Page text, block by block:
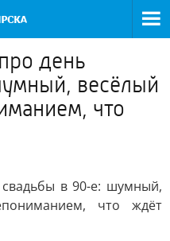
день
весёлый
что
в 90-е: шумный,
что ждёт